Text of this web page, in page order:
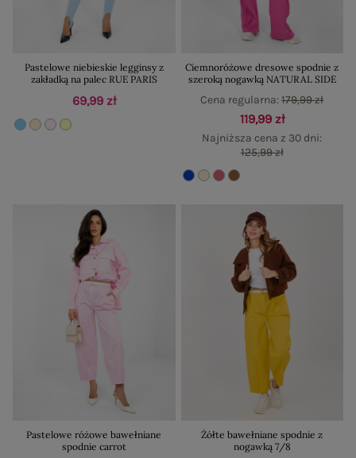
Pastelowe niebieskie legginsy z
zakładką na palec RUE PARIS
69,99 zł
Ciemnoróżowe dresowe spodnie z
szeroką nogawką NATURAL SIDE
119,99 zł
Najniższa cena z 30 dni:
125,99 zł
Cena regularna:179,99 zł
Pastelowe różowe bawełniane
spodnie carrot
Żółte bawełniane spodnie z
nogawką 7/8